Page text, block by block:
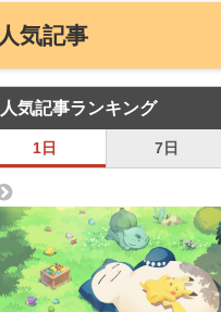
人気記事
人気記事ランキング
1日 7日